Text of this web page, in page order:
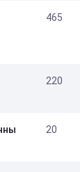
465
220
20